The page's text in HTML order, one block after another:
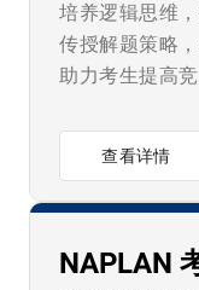
培养逻辑思维
传授解题策略
助力考生提高竞
查看详情
NAPLAN